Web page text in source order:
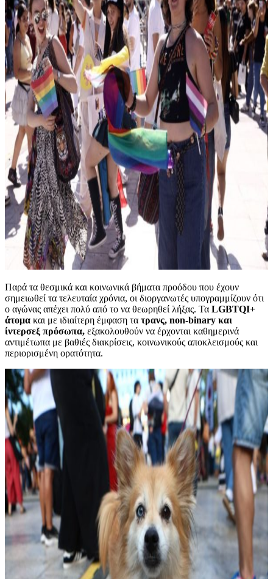
Παρά τα θεσμικά και κοινωνικά βήματα προόδου που έχουν
σημειωθεί τα τελευταία χρόνια, οι διοργανωτές υπογραμμίζουν ότι
ο αγώνας απέχει πολύ από το να θεωρηθεί λήξας. Τα LGBTQI+
άτομα και με ιδιαίτερη έμφαση τα τρανς, non-binary και
ίντερσεξ πρόσωπα, εξακολουθούν να έρχονται καθημερινά
αντιμέτωπα με βαθιές διακρίσεις, κοινωνικούς αποκλεισμούς και
περιορισμένη ορατότητα.